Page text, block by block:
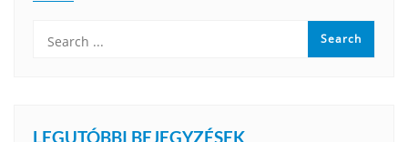
LEGUTÓBBI BEJEGYZÉSEK